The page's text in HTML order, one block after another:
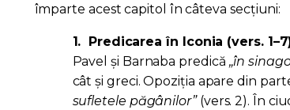
împarte acest capitol în câteva secțiuni:
1. Predicarea în Iconia (vers.
Pavel și Barnaba predică „în
cât și greci. Opoziția apare din
sufletele păgânilor”(vers. 2). În